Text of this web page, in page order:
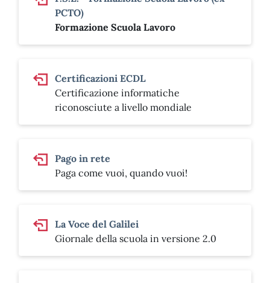
PCTO)
Formazione Scuola Lavoro
Certificazioni ECDL
Certificazione informatiche
riconosciute a livello mondiale
Pago in rete
Paga come vuoi, quando vuoi!
La Voce del Galilei
Giornale della scuola in versione 2.0